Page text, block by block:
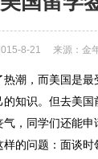
8-21 来源：金
潮，而美国是最
知识。但去美
们还能申请再签
这样的问题：面